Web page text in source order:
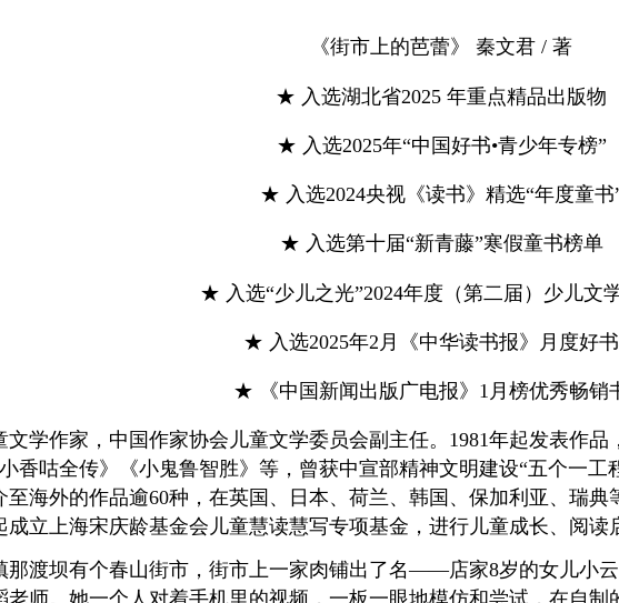
《街市上的芭蕾》 秦文君 / 著
★ 入选湖北省2025 年重点精品出版物
★ 入选2025年“中国好书•青少年专榜”
★ 入选2024央视《读书》精选“年度童书
★ 入选第十届“新青藤”寒假童书榜单
★ 入选“少儿之光”2024年度（第二届）少儿文
★ 入选2025年2月《中华读书报》月度好
★ 《中国新闻出版广电报》1月榜优秀畅销
学作家，中国作家协会儿童文学委员会副主任。1981年起发表作
香咕全传》《小鬼鲁智胜》等，曾获中宣部精神文明建设“五个一
至海外的作品逾60种，在英国、日本、荷兰、韩国、保加利亚、瑞
成立上海宋庆龄基金会儿童慧读慧写专项基金，进行儿童成长、阅读
那渡坝有个春山街市，街市上一家肉铺出了名——店家8岁的女儿小